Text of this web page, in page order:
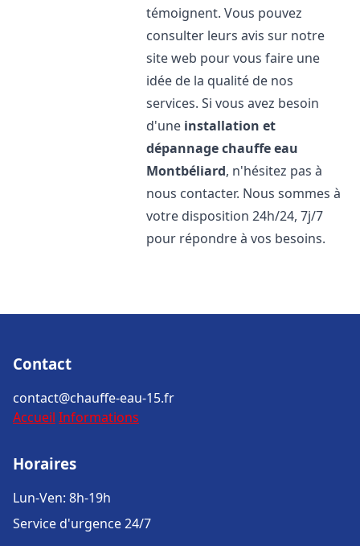
témoignent. Vous pouvez
consulter leurs avis sur notre
site web pour vous faire une
idée de la qualité de nos
services. Si vous avez besoin
d'une installation et
dépannage chauffe eau
Montbéliard, n'hésitez pas à
nous contacter. Nous sommes à
votre disposition 24h/24, 7j/7
pour répondre à vos besoins.
Contact
contact@chauffe-eau-15.fr
Accueil Informations
Horaires
Lun-Ven: 8h-19h
Service d'urgence 24/7